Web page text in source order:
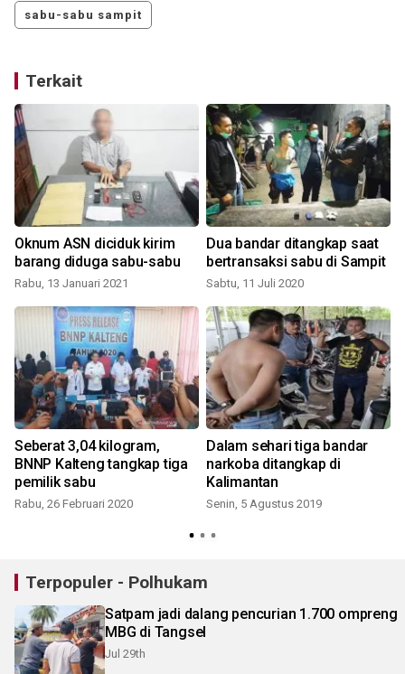
sabu-sabu sampit
Terkait
Oknum ASN diciduk kirim
barang diduga sabu-sabu
Rabu, 13 Januari 2021
Dua bandar ditangkap saat
bertransaksi sabu di Sampit
Sabtu, 11 Juli 2020
Seberat 3,04 kilogram,
BNNP Kalteng tangkap tiga
pemilik sabu
Rabu, 26 Februari 2020
Dalam sehari tiga bandar
narkoba ditangkap di
Kalimantan
Senin, 5 Agustus 2019
Terpopuler - Polhukam
Satpam jadi dalang pencurian 1.700 ompreng
MBG di Tangsel
Jul 29th